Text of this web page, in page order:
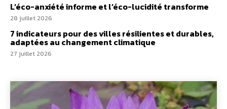
L’éco-anxiété informe et l’éco-lucidité transforme
28 juillet 2026
7 indicateurs pour des villes résilientes et durables,
adaptées au changement climatique
27 juillet 2026